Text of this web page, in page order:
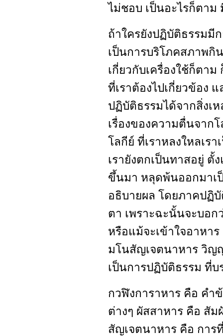
ไม่ชอบ เป็นอะไรก็ตาม
ถ้าใครยังปฏิบัติธรรมมี
เป็นการบริโภคสภาพกิ
เกี่ยวกับเครื่องใช้ก็ตา
ที่เราต้องไปเกี่ยวข้อง
ปฏิบัติธรรมได้จากสิ่งเ
เรื่องของความตื่นจาก
โลกีย์ ที่เราหลงใหลเร
เรายังตกเป็นทาสอยู่ ตั้
ขึ้นมา หลุดพ้นออกมาเ
อธิบายผล โดยภาคปฏิ
ตา เพราะฉะนั้นจะบอก
หรือแม้จะเข้าใจอาหา
มโนสัญเจตนาหาร วิญ
เป็นการปฏิบัติธรรม ที่บ
กวฬิงการาหาร คือ คำ
ต่างๆ ผัสสาหาร คือ สั
สัญเจตนาหาร คือ การ